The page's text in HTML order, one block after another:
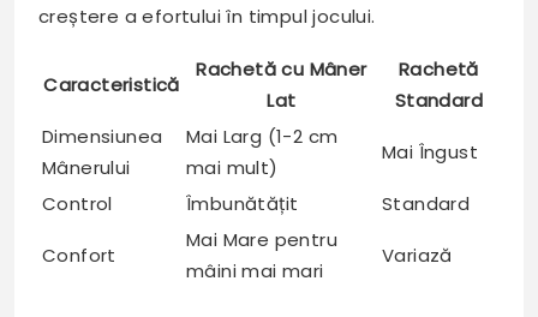
creștere a efortului în timpul jocului.
Caracteristică
Rachetă cu Mâner
Lat
Rachetă
Standard
Dimensiunea
Mânerului
Mai Larg (1-2 cm
mai mult)
Mai Îngust
Control Îmbunătățit Standard
Confort
Mai Mare pentru
mâini mai mari
Variază